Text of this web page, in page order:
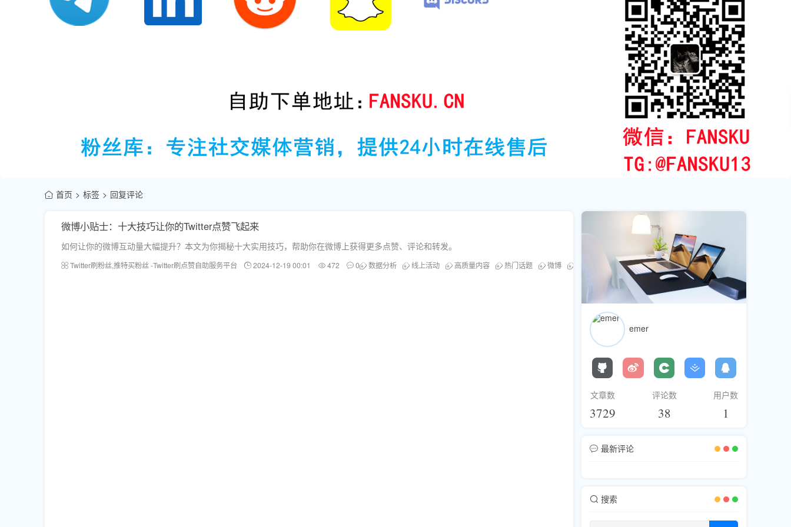
首页 标签 回复评论
微博小贴士：十大技巧让你的Twitter点赞飞起来
如何让你的微博互动量大幅提升？本文为你揭秘十大实用技巧，帮助你在微博上获得更多点赞、评论和转发。
Twitter刷粉丝,推特买粉丝 -Twitter刷点赞自助服务平台 2024-12-19 00:01 472 0 数据分析 线上活动 高质量内容 热门话题 微博 个人品牌 提升曝光 优化发布时间
emer
文章数
3729
评论数
38
用户数
1
最新评论
搜索